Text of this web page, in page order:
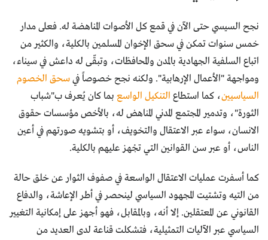
نجح السيسي حتى الآن في قمع كل الأصوات المناهضة له. فعلى مدار
خمس سنوات تمكن في سحق الإخوان المسلمين بالكلية، والكثير من
اتباع السلفية الجهادية بالمدن والمحافظات، وتبقّى له داعش في سيناء،
ومواجهة "الأعمال الإرهابية". ولكنه نجح خصوصاً فيسحق الخصوم
السياسيين، كما استطاع التنكيل الواسع بما كان يُعرف ب"شباب
الثورة"، وتدمير المجتمع المدني المناهض له، بالأخص مؤسسات حقوق
الانسان، سواء عبر الاعتقال والتخويف، أو بتشويه صورتهم في أعين
الناس، أو عبر سن القوانين التي تجْهز عليهم بالكلية.
كما أسفرت عمليات الاعتقال الواسعة في صفوف الثوار عن خلق حالة
من التيه وتشتيت المجهود السياسي لينحصر في أطر الإعاشة، والدفاع
القانوني عن المعتقلين. إلا أنه، وبالمقابل، فهو أجهز على إمكانية التغيير
السياسي عبر الآليات التمثيلية، فتشكلت قناعة لدى العديد من